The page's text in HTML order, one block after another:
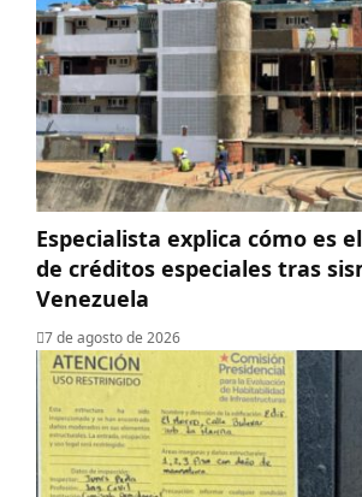
Especialista explica cómo es
de créditos especiales tras
Venezuela
7 de agosto de 2026